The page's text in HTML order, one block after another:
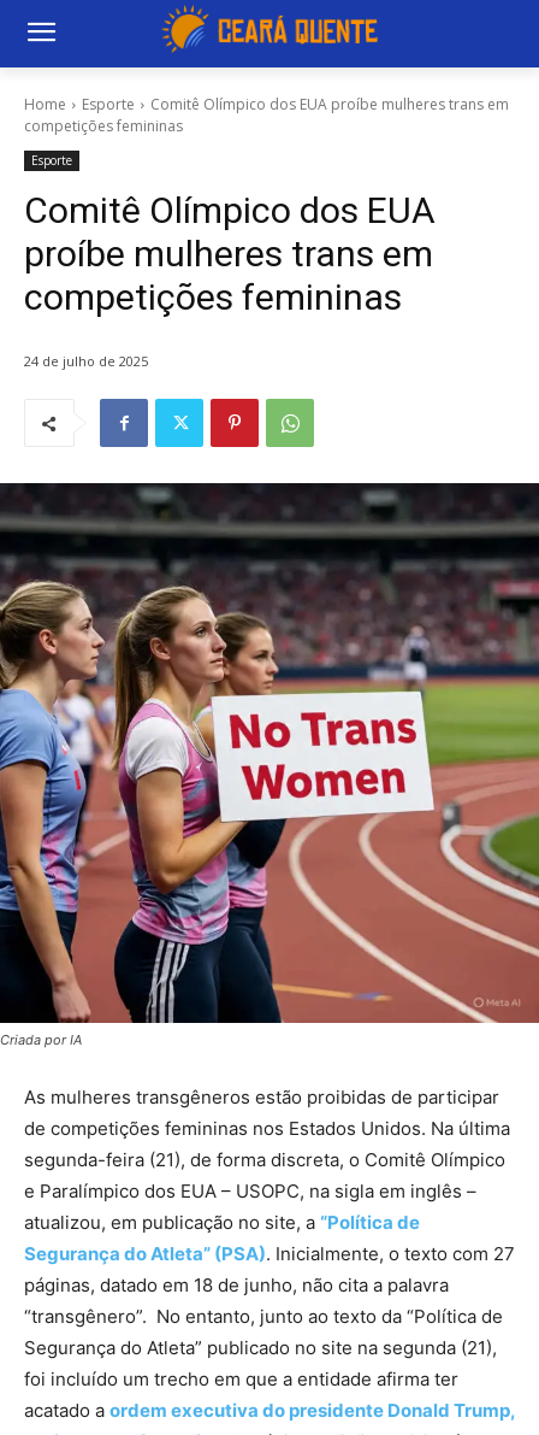
Home Esporte
Comitê Olímpico dos EUA proíbe mulheres trans em
competições femininas
Esporte
Comitê Olímpico dos EUA
proíbe mulheres trans em
competições femininas
24 de julho de 2025
Criada por IA
As mulheres transgêneros estão proibidas de participar
de competições femininas nos Estados Unidos. Na última
segunda-feira (21), de forma discreta, o Comitê Olímpico
e Paralímpico dos EUA – USOPC, na sigla em inglês –
atualizou, em publicação no site, a “Política de
Segurança do Atleta” (PSA). Inicialmente, o texto com 27
páginas, datado em 18 de junho, não cita a palavra
“transgênero”. No entanto, junto ao texto da “Política de
Segurança do Atleta” publicado no site na segunda (21),
foi incluído um trecho em que a entidade afirma ter
acatado a ordem executiva do presidente Donald Trump,